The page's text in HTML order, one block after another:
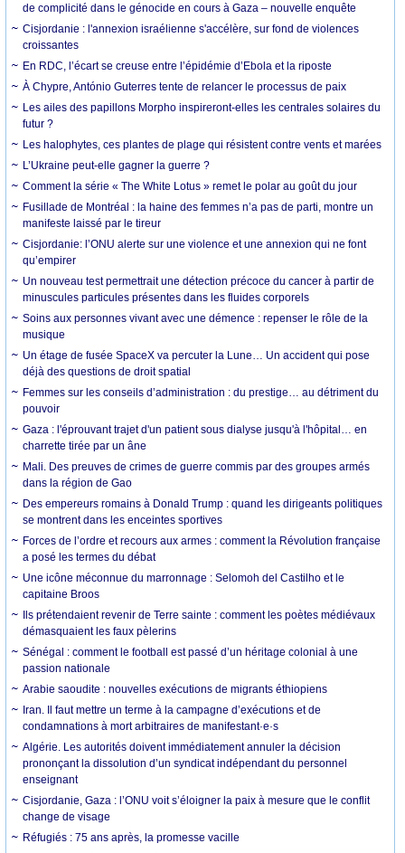
de complicité dans le génocide en cours à Gaza – nouvelle enquête
Cisjordanie : l'annexion israélienne s'accélère, sur fond de violences
croissantes
En RDC, l’écart se creuse entre l’épidémie d’Ebola et la riposte
À Chypre, António Guterres tente de relancer le processus de paix
Les ailes des papillons Morpho inspireront-elles les centrales solaires du
futur ?
Les halophytes, ces plantes de plage qui résistent contre vents et marées
L’Ukraine peut-elle gagner la guerre ?
Comment la série « The White Lotus » remet le polar au goût du jour
Fusillade de Montréal : la haine des femmes n’a pas de parti, montre un
manifeste laissé par le tireur
Cisjordanie: l’ONU alerte sur une violence et une annexion qui ne font
qu’empirer
Un nouveau test permettrait une détection précoce du cancer à partir de
minuscules particules présentes dans les fluides corporels
Soins aux personnes vivant avec une démence : repenser le rôle de la
musique
Un étage de fusée SpaceX va percuter la Lune… Un accident qui pose
déjà des questions de droit spatial
Femmes sur les conseils d’administration : du prestige… au détriment du
pouvoir
Gaza : l'éprouvant trajet d'un patient sous dialyse jusqu'à l'hôpital… en
charrette tirée par un âne
Mali. Des preuves de crimes de guerre commis par des groupes armés
dans la région de Gao
Des empereurs romains à Donald Trump : quand les dirigeants politiques
se montrent dans les enceintes sportives
Forces de l’ordre et recours aux armes : comment la Révolution française
a posé les termes du débat
Une icône méconnue du marronnage : Selomoh del Castilho et le
capitaine Broos
Ils prétendaient revenir de Terre sainte : comment les poètes médiévaux
démasquaient les faux pèlerins
Sénégal : comment le football est passé d’un héritage colonial à une
passion nationale
Arabie saoudite : nouvelles exécutions de migrants éthiopiens
Iran. Il faut mettre un terme à la campagne d’exécutions et de
condamnations à mort arbitraires de manifestant·e·s
Algérie. Les autorités doivent immédiatement annuler la décision
prononçant la dissolution d’un syndicat indépendant du personnel
enseignant
Cisjordanie, Gaza : l’ONU voit s’éloigner la paix à mesure que le conflit
change de visage
Réfugiés : 75 ans après, la promesse vacille